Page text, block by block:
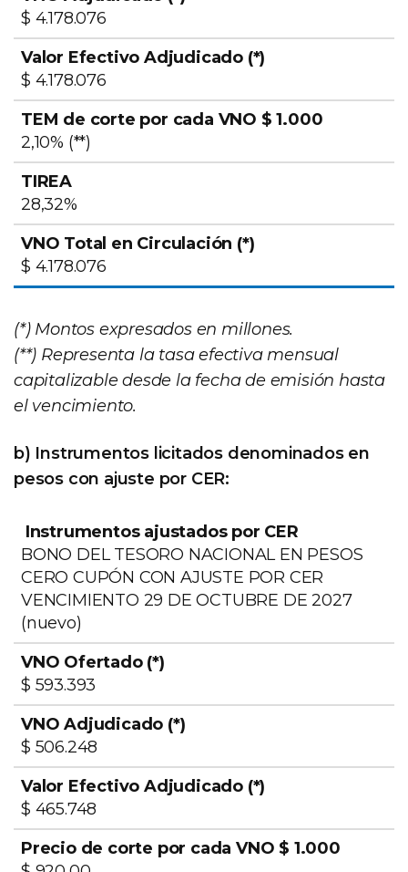
$ 4.178.076
$ 4.178.076
2,10% (**)
28,32%
$ 4.178.076
(*) Montos expresados en millones.
(**) Representa la tasa efectiva mensual
capitalizable desde la fecha de emisión hasta
el vencimiento.
b) Instrumentos licitados denominados en
pesos con ajuste por CER:
Instrumentos
ajustados
por CER
Ofertado
(*)
Adjudicado
BONO DEL TESORO NACIONAL EN PESOS
CERO CUPÓN CON AJUSTE POR CER
VENCIMIENTO 29 DE OCTUBRE DE 2027
(nuevo)
$ 593.393
$ 506.248
$ 465.748